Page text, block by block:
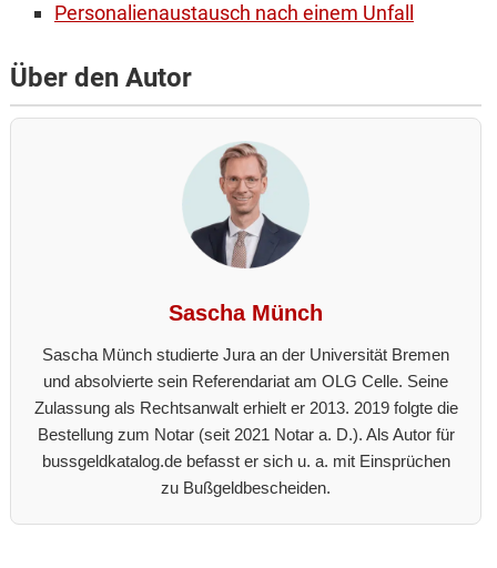
Personalienaustausch nach einem Unfall
Über den Autor
Sascha Münch
Sascha Münch studierte Jura an der Universität Bremen
und absolvierte sein Referendariat am OLG Celle. Seine
Zulassung als Rechtsanwalt erhielt er 2013. 2019 folgte die
Bestellung zum Notar (seit 2021 Notar a. D.). Als Autor für
bussgeldkatalog.de befasst er sich u. a. mit Einsprüchen
zu Bußgeldbescheiden.